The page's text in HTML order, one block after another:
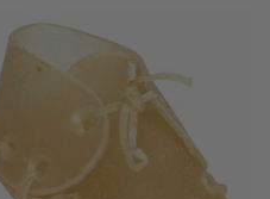
is leeg.
producten.